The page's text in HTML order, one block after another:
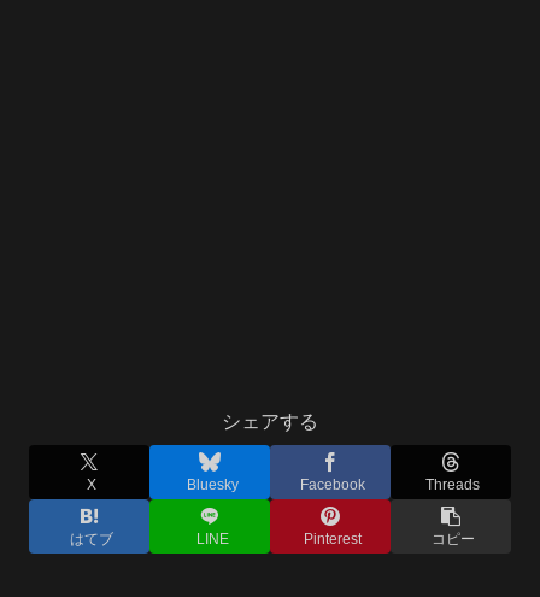
シェアする
X Bluesky Facebook Threads
はてブ LINE Pinterest コピー